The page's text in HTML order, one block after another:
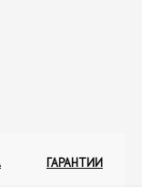
ГАРАНТИИ